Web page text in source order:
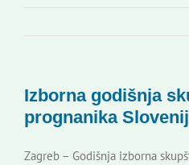
Kontakti
Izborna godišnja
prognanika
Zagreb – Godišnja izborna